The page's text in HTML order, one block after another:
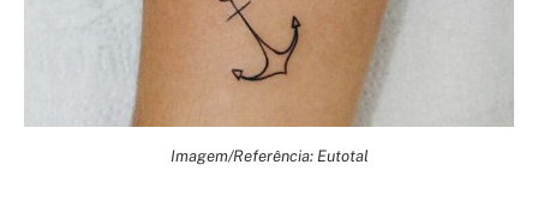
Imagem/Referência: Eutotal